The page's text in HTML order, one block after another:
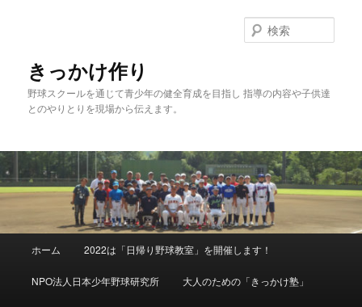
移
動
きっかけ作り
野球スクールを通じて青少年の健全育成を目指し 指導の内容や子供達
とのやりとりを現場から伝えます。
索
ホーム 2022は「日帰り野球教室」を開催します！
NPO法人日本少年野球研究所 大人のための「きっかけ塾」